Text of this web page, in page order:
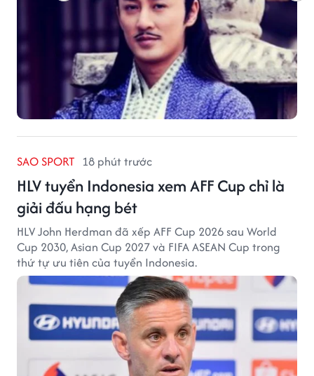
SAO SPORT 18 phút trước
HLV tuyển Indonesia xem AFF Cup chỉ là
giải đấu hạng bét
HLV John Herdman đã xếp AFF Cup 2026 sau World
Cup 2030, Asian Cup 2027 và FIFA ASEAN Cup trong
thứ tự ưu tiên của tuyển Indonesia.